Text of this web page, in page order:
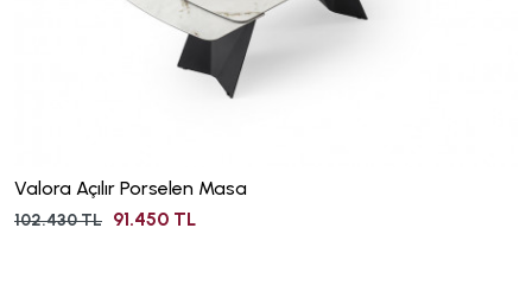
Valora Açılır Porselen Masa
102.430 TL 91.450 TL